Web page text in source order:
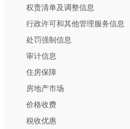
权责清单及调整信息
行政许可和其他管理服务信息
处罚强制信息
审计信息
住房保障
房地产市场
价格收费
税收优惠